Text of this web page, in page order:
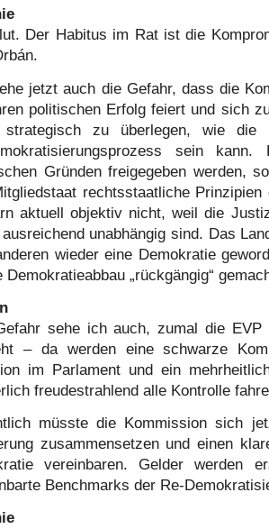
Der Habitus im Rat ist die
jetzt auch die Gefahr, dass die
politischen Erfolg feiert und sich
zu überlegen, wie
sein
Gründen freigegeben werden,
rechtsstaatliche
aktuell objektiv nicht, weil die
unabhängig sind. Das
wieder eine Demokratie
Demokratieabbau „rückgängig“
sehe ich auch, zumal die
– da werden eine schwarze
im Parlament und ein
freudestrahlend alle Kontrolle
müsste die Kommission sich
zusammensetzen und einen
vereinbaren. Gelder werden
Benchmarks der Re-